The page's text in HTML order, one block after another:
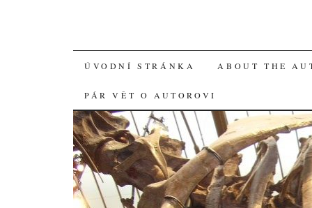
SKIP
TO
CONTENT
ÚVODNÍ STRÁNKA ABOUT THE
PÁR VĚT O AUTOROVI